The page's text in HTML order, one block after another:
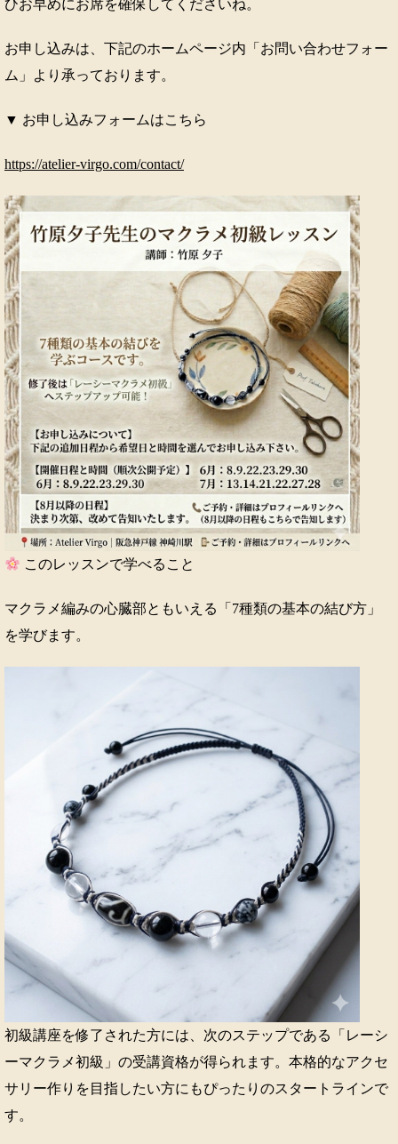
ひお早めにお席を確保してくださいね。
お申し込みは、下記のホームページ内「お問い合わせフォー
ム」より承っております。
▼ お申し込みフォームはこちら
https://atelier-virgo.com/contact/
このレッスンで学べること
マクラメ編みの心臓部ともいえる「7種類の基本の結び方」
を学びます。
初級講座を修了された方には、次のステップである「レーシ
ーマクラメ初級」の受講資格が得られます。本格的なアクセ
サリー作りを目指したい方にもぴったりのスタートラインで
す。